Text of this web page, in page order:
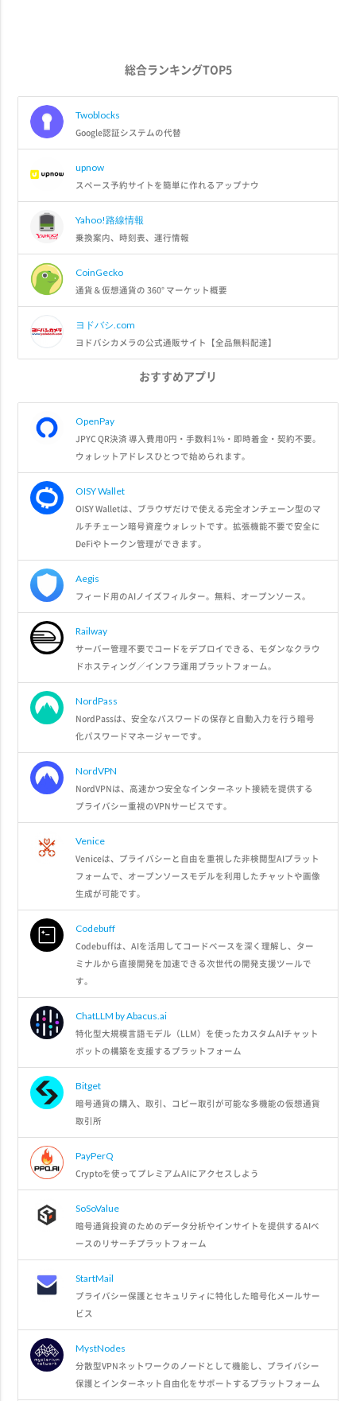
総合ランキングTOP5
Twoblocks
Google認証システムの代替
upnow
スペース予約サイトを簡単に作れるアップナウ
Yahoo!路線情報
乗換案内、時刻表、運行情報
CoinGecko
通貨＆仮想通貨の 360° マーケット概要
ヨドバシ.com
ヨドバシカメラの公式通販サイト【全品無料配達】
おすすめアプリ
OpenPay
JPYC QR決済 導入費用0円・手数料1%・即時着金・契約不要。
ウォレットアドレスひとつで始められます。
OISY Wallet
OISY Walletは、ブラウザだけで使える完全オンチェーン型のマ
ルチチェーン暗号資産ウォレットです。拡張機能不要で安全に
DeFiやトークン管理ができます。
Aegis
フィード用のAIノイズフィルター。無料、オープンソース。
Railway
サーバー管理不要でコードをデプロイできる、モダンなクラウ
ドホスティング／インフラ運用プラットフォーム。
NordPass
NordPassは、安全なパスワードの保存と自動入力を行う暗号
化パスワードマネージャーです。
NordVPN
NordVPNは、高速かつ安全なインターネット接続を提供する
プライバシー重視のVPNサービスです。
Venice
Veniceは、プライバシーと自由を重視した非検閲型AIプラット
フォームで、オープンソースモデルを利用したチャットや画像
生成が可能です。
Codebuff
Codebuffは、AIを活用してコードベースを深く理解し、ター
ミナルから直接開発を加速できる次世代の開発支援ツールで
す。
ChatLLM by Abacus.ai
特化型大規模言語モデル（LLM）を使ったカスタムAIチャット
ボットの構築を支援するプラットフォーム
Bitget
暗号通貨の購入、取引、コピー取引が可能な多機能の仮想通貨
取引所
PayPerQ
Cryptoを使ってプレミアムAIにアクセスしよう
SoSoValue
暗号通貨投資のためのデータ分析やインサイトを提供するAIベ
ースのリサーチプラットフォーム
StartMail
プライバシー保護とセキュリティに特化した暗号化メールサー
ビス
MystNodes
分散型VPNネットワークのノードとして機能し、プライバシー
保護とインターネット自由化をサポートするプラットフォーム